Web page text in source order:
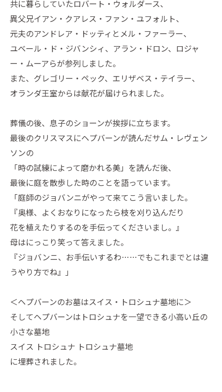
共に暮らしていたロバート・ウォルダース、
異父兄イアン・クアレス・ファン・ユフォルト、
元夫のアンドレア・ドッティとメル・ファーラー、
ユベール・ド・ジバンシィ、アラン・ドロン、ロジャ
ー・ムーアらが参列しました。
また、グレゴリー・ペック、エリザベス・テイラー、
オランダ王室からは献花が届けられました。
葬儀の後、息子のショーンが挨拶に立ちます。
最後のクリスマスにヘプバーンが読んだサム・レヴェン
ソンの
「時の試練によって磨かれる美」を読んだ後、
最後に庭を散歩した時のことを語っています。
「庭師のジョバンニがやって来てこう言いました。
『奥様、よくおなりになったら枝を刈り込んだり
花を植えたりするのを手伝ってくださいまし。』
母はにっこり笑って答えました。
『ジョバンニ、お手伝いするわ……でもこれまでとは違
うやり方でね』」
＜ヘプバーンのお墓はスイス・トロシュナ墓地に＞
そしてヘプバーンはトロシュナを一望できる小高い丘の
小さな墓地
スイス トロシュナ トロシュナ墓地
に埋葬されました。